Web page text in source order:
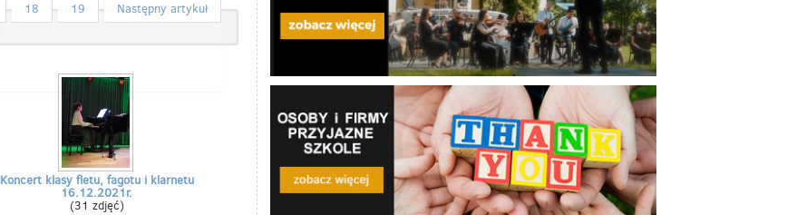
18 19 Następny artykuł
Koncert klasy fletu, fagotu i klarnetu
16.12.2021r.
(31 zdjęć)